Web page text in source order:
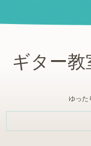
ギター
ゆった